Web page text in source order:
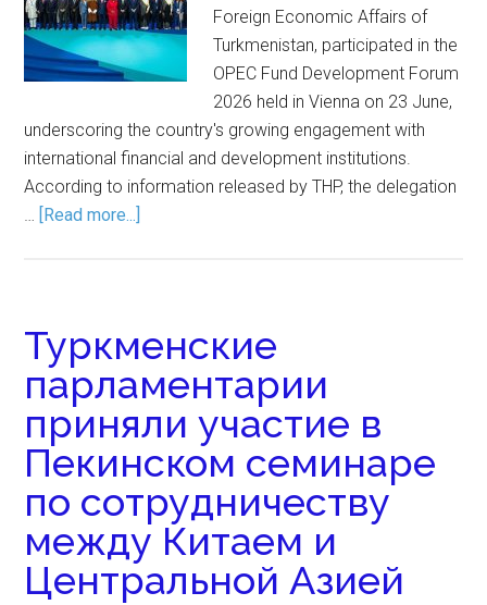
Foreign Economic Affairs of
Turkmenistan, participated in the
OPEC Fund Development Forum
2026 held in Vienna on 23 June,
underscoring the country's growing engagement with
international financial and development institutions.
According to information released by THP, the delegation
… [Read more...]
Туркменские
парламентарии
приняли участие в
Пекинском семинаре
по сотрудничеству
между Китаем и
Центральной Азией